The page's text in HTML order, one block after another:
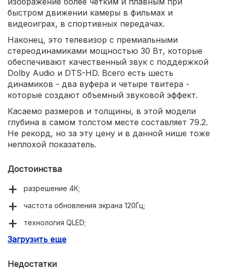
быстром движении камеры в фильмах и
видеоиграх, в спортивных передачах.
Наконец, это телевизор с премиальными
стереодинамиками мощностью 30 Вт, которые
обеспечивают качественный звук с поддержкой
Dolby Audio и DTS-HD. Всего есть шесть
динамиков - два вуфера и четыре твитера -
которые создают объемный звуковой эффект.
Касаемо размеров и толщины, в этой модели
глубина в самом толстом месте составляет 79.2.
Не рекорд, но за эту цену и в данной нише тоже
неплохой показатель.
Достоинства
разрешение 4К;
частота обновления экрана 120Гц;
технология QLED;
локальное затемнение;
Загрузить еще
Недостатки